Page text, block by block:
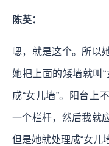
陈英：
嗯，就是这个。所以
她把上面的矮墙就叫
成“女儿墙”。阳台上
一个栏杆，然后我就
但是她就处理成“女儿墙